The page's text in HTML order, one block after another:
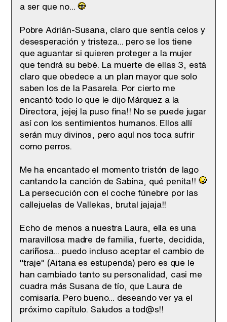
a ser que no...
Pobre Adrián-Susana, claro que sentía celos y
desesperación y tristeza... pero se los tiene
que aguantar si quieren proteger a la mujer
que tendrá su bebé. La muerte de ellas 3, está
claro que obedece a un plan mayor que solo
saben los de la Pasarela. Por cierto me
encantó todo lo que le dijo Márquez a la
Directora, jejej la puso fina!! No se puede jugar
así con los sentimientos humanos. Ellos allí
serán muy divinos, pero aquí nos toca sufrir
como perros.
Me ha encantado el momento tristón de Iago
cantando la canción de Sabina, qué penita!!
La persecución con el coche fúnebre por las
callejuelas de Vallekas, brutal jajaja!!
Echo de menos a nuestra Laura, ella es una
maravillosa madre de familia, fuerte, decidida,
cariñosa... puedo incluso aceptar el cambio de
"traje" (Aitana es estupenda) pero es que le
han cambiado tanto su personalidad, casi me
cuadra más Susana de tío, que Laura de
comisaría. Pero bueno... deseando ver ya el
próximo capítulo. Saludos a tod@s!!